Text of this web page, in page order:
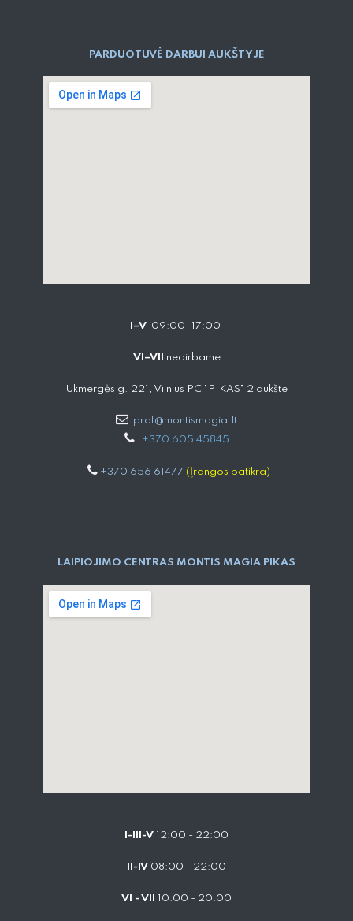
PARDUOTUVĖ DARBUI AUKŠTYJE
I–V 09:00–17:00
VI–VII nedirbame
Ukmergės g. 221, Vilnius PC "PIKAS" 2 aukšte
prof@montismagia.lt
+370 605 4584​5
+370 656 61477 (Įrangos patikra)
LAIPIOJIMO CENTRAS MONTIS MAGIA PIKAS
I-III-V 12:00 - 22:00
II-IV 08:00 - 22:00
VI - VII 10:00 - 20:00